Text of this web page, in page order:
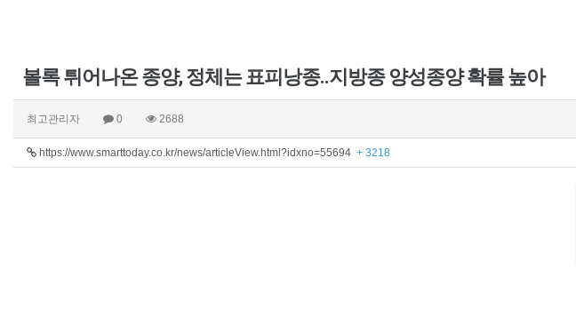
볼록 튀어나온 종양, 정체는 표피낭종..지방종 양성종양 확률 높아
최고관리자 0 2688
https://www.smarttoday.co.kr/news/articleView.html?idxno=55694 + 3218